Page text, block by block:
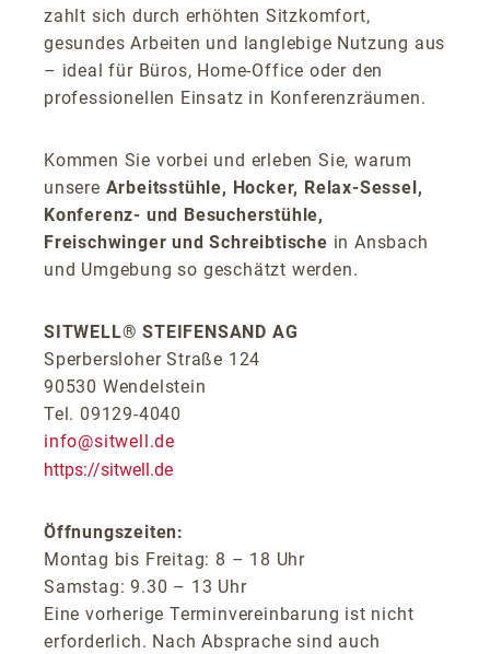
zahlt sich durch erhöhten Sitzkomfort,
gesundes Arbeiten und langlebige Nutzung aus
– ideal für Büros, Home-Office oder den
professionellen Einsatz in Konferenzräumen.
Kommen Sie vorbei und erleben Sie, warum
unsere Arbeitsstühle, Hocker, Relax-Sessel,
Konferenz- und Besucherstühle,
Freischwinger und Schreibtische in Ansbach
und Umgebung so geschätzt werden.
SITWELL® STEIFENSAND AG
Sperbersloher Straße 124
90530 Wendelstein
Tel. 09129-4040
info@sitwell.de
https://sitwell.de
Öffnungszeiten:
Montag bis Freitag: 8 – 18 Uhr
Samstag: 9.30 – 13 Uhr
Eine vorherige Terminvereinbarung ist nicht
erforderlich. Nach Absprache sind auch